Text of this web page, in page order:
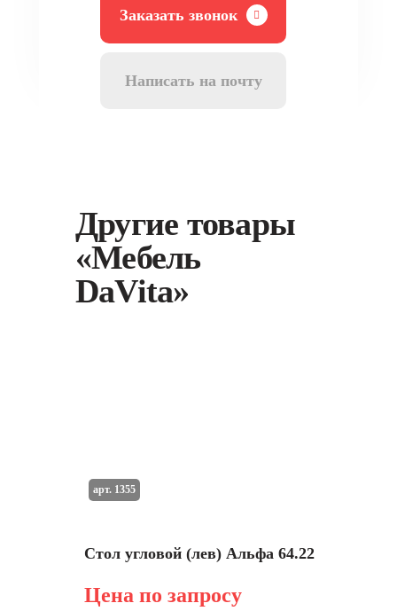
Заказать звонок
Написать на почту
Другие товары
«Мебель
DaVita»
Стол угловой (лев) Альфа 64.22
Цена по запросу
арт. 1355